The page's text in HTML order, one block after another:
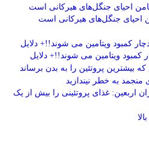
احیای جنگل‌های هیرکانی است
کمبود ویتامین می شوند!!+ دلایل